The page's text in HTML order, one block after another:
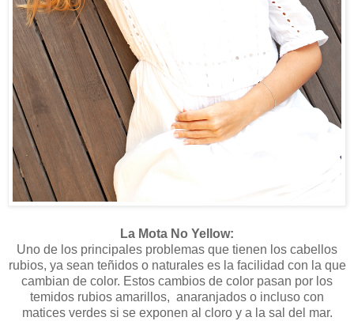
La Mota No Yellow:
Uno de los principales problemas que tienen los cabellos
rubios, ya sean teñidos o naturales es la facilidad con la que
cambian de color. Estos cambios de color pasan por los
temidos rubios amarillos, anaranjados o incluso con
matices verdes si se exponen al cloro y a la sal del mar.